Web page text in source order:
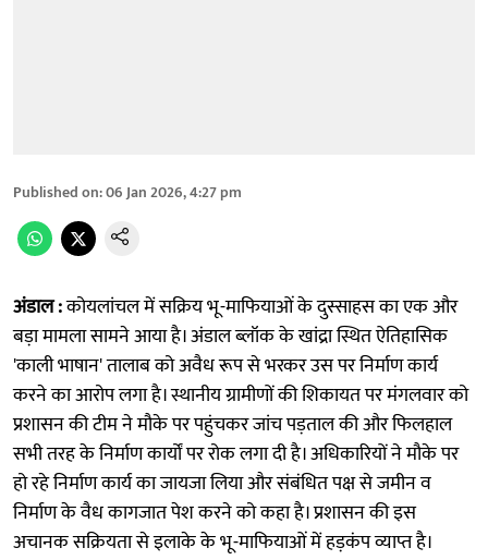
Published on:06 Jan 2026, 4:27 pm
अंडाल :कोयलांचल में सक्रिय भू-माफियाओं के दुस्साहस का एक और
बड़ा मामला सामने आया है। अंडाल ब्लॉक के खांद्रा स्थित ऐतिहासिक
'काली भाषान' तालाब को अवैध रूप से भरकर उस पर निर्माण कार्य
करने का आरोप लगा है। स्थानीय ग्रामीणों की शिकायत पर मंगलवार को
प्रशासन की टीम ने मौके पर पहुंचकर जांच पड़ताल की और फिलहाल
सभी तरह के निर्माण कार्यों पर रोक लगा दी है। अधिकारियों ने मौके पर
हो रहे निर्माण कार्य का जायजा लिया और संबंधित पक्ष से जमीन व
निर्माण के वैध कागजात पेश करने को कहा है। प्रशासन की इस
अचानक सक्रियता से इलाके के भू-माफियाओं में हड़कंप व्याप्त है।